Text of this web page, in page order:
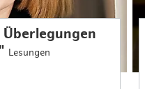
Lesungen